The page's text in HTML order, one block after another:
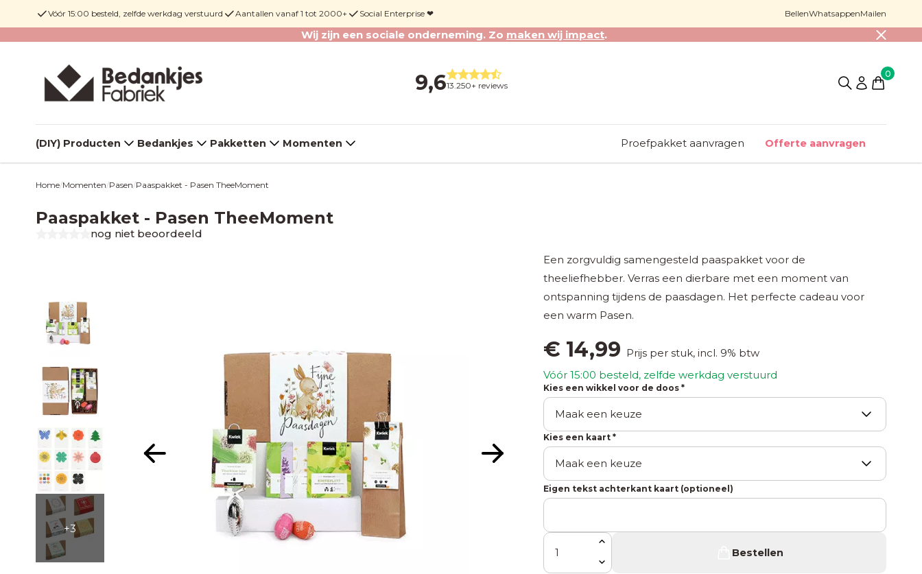
Vóór 15:00 besteld, zelfde werkdag verstuurd Aantallen vanaf 1 tot 2000+ Social Enterprise ❤︎ BellenWhatsappenMailen
Wij zijn een sociale onderneming. Zo maken wij impact.
9,613.250+ reviews
0
(DIY) Producten Bedankjes Pakketten Momenten Proefpakket aanvragen Offerte aanvragen
Home/Momenten/Pasen/Paaspakket - Pasen TheeMoment
Paaspakket - Pasen TheeMoment
nog niet beoordeeld
Een zorgvuldig samengesteld paaspakket voor de
theeliefhebber. Verras een dierbare met een moment van
ontspanning tijdens de paasdagen. Het perfecte cadeau voor
een warm Pasen.
€ 14,99 Prijs per stuk, incl. 9% btw
Vóór 15:00 besteld, zelfde werkdag verstuurd
Kies een wikkel voor de doos *
Kies een kaart *
Eigen tekst achterkant kaart (optioneel)
Aantal
Bestellen